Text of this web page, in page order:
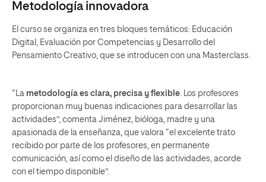
Metodología innovadora
El curso se organiza en tres bloques temáticos: Educación
Digital, Evaluación por Competencias y Desarrollo del
Pensamiento Creativo, que se introducen con una Masterclass.
“La metodología es clara, precisa y flexible. Los profesores
proporcionan muy buenas indicaciones para desarrollar las
actividades”, comenta Jiménez, bióloga, madre y una
apasionada de la enseñanza, que valora “el excelente trato
recibido por parte de los profesores, en permanente
comunicación, así como el diseño de las actividades, acorde
con el tiempo disponible”.